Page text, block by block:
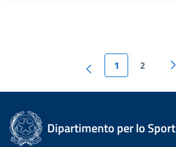
1 2
Dipartimento per lo Sport